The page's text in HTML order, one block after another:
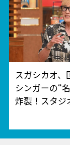
スガシカオ、
シンガーの“
炸裂！スタ